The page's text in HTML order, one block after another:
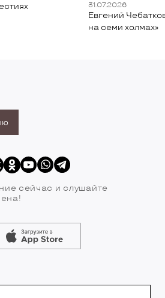
31.07.2026
Евгений
на семи холмах»
сейчас и слушайте